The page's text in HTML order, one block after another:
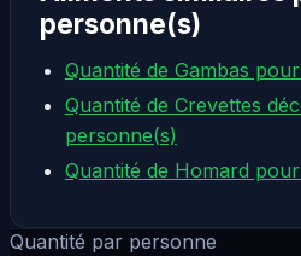
personne(s)
Quantité de Gambas
Quantité de Crevettes
personne(s)
Quantité de Homard
Quantité par personne